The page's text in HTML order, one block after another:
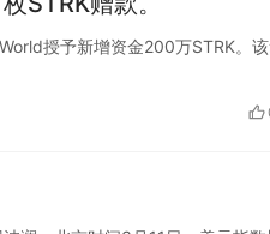
授予新增资金200万STRK。